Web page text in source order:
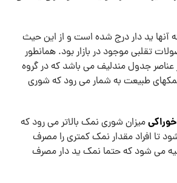
آنها ید دار درج شده است و از این حیث
تقلبی موجود در بازار بود. همانطور
عناصر جدول مندلیف می باشد که در گروه
نمکهای طبیعت به شمار می رود که شوری
میزان شوری نمک بالاتر می رود که
تا افراد مقدار نمک کمتری را مصرف
می شود که حتما نمک ید دار مصرف